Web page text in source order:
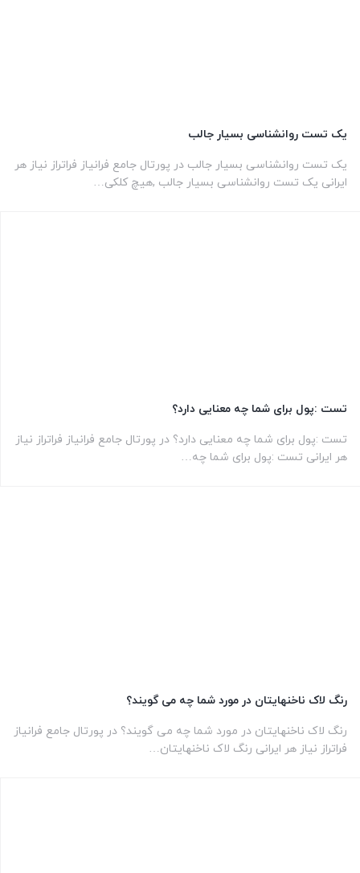
یک تست روانشناسی بسیار جالب
یک تست روانشناسی بسیار جالب در پورتال جامع فرانیاز فراتراز نیاز هر
ایرانی یک تست روانشناسی بسیار جالب ,هیچ کلکی…
تست :پول برای شما چه معنایی دارد؟
تست :پول برای شما چه معنایی دارد؟ در پورتال جامع فرانیاز فراتراز نیاز
هر ایرانی تست :پول برای شما چه…
رنگ لاک ناخنهایتان در مورد شما چه می گویند؟
رنگ لاک ناخنهایتان در مورد شما چه می گویند؟ در پورتال جامع فرانیاز
فراتراز نیاز هر ایرانی رنگ لاک ناخنهایتان…